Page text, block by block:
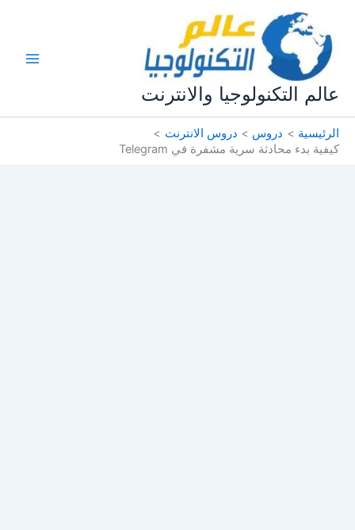
المحتوى
عالم التكنولوجيا والانترنت
الرئيسية دروس
دروس الانترنت
كيفية بدء محادثة سرية مشفرة في Telegram